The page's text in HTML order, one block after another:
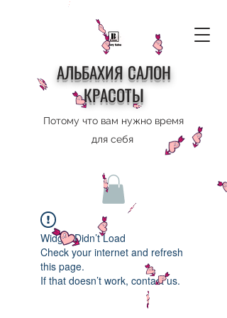
АЛЬБАХИЯ САЛОН
КРАСОТЫ
Потому что вам нужно время
для себя
Widget Didn’t Load
Check your internet and refresh
this page.
If that doesn’t work, contact us.